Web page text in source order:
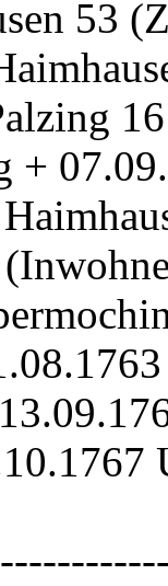
53
+